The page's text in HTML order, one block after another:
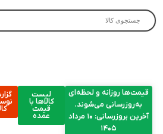
قیمت‌ها روزانه و لحظه‌ای
به‌روزرسانی می‌شوند.
آخرین بروزرسانی: ۱۰ مرداد
۱۴۰۵
لیست
کالاها با
قیمت
عمده